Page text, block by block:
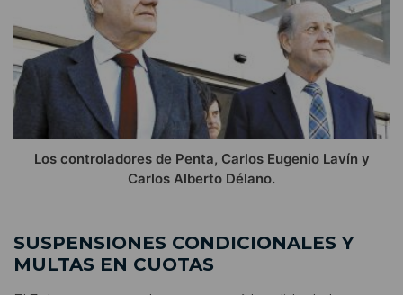
Los controladores de Penta, Carlos Eugenio Lavín y
Carlos Alberto Délano.
SUSPENSIONES CONDICIONALES Y
MULTAS EN CUOTAS